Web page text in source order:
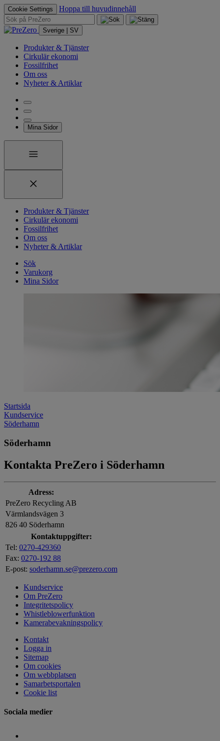
Cookie Settings Hoppa till huvudinnehåll
Sverige | SV
Produkter & Tjänster
Cirkulär ekonomi
Fossilfrihet
Om oss
Nyheter & Artiklar
Mina Sidor
Produkter & Tjänster
Cirkulär ekonomi
Fossilfrihet
Om oss
Nyheter & Artiklar
Sök
Varukorg
Mina Sidor
Startsida
Kundservice
Söderhamn
Söderhamn
Kontakta PreZero i Söderhamn
Adress:
PreZero Recycling AB
Värmlandsvägen 3
826 40 Söderhamn
Kontaktuppgifter:
Tel: 0270-429360
Fax: 0270-192 88
E-post: soderhamn.se@prezero.com
Kundservice
Om PreZero
Integritetspolicy
Whistleblowerfunktion
Kamerabevakningspolicy
Kontakt
Logga in
Sitemap
Om cookies
Om webbplatsen
Samarbetsportalen
Cookie list
Sociala medier